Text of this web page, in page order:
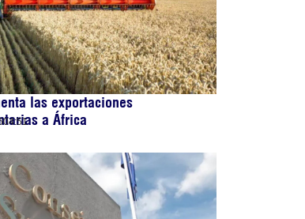
las exportaciones
a África
04:51